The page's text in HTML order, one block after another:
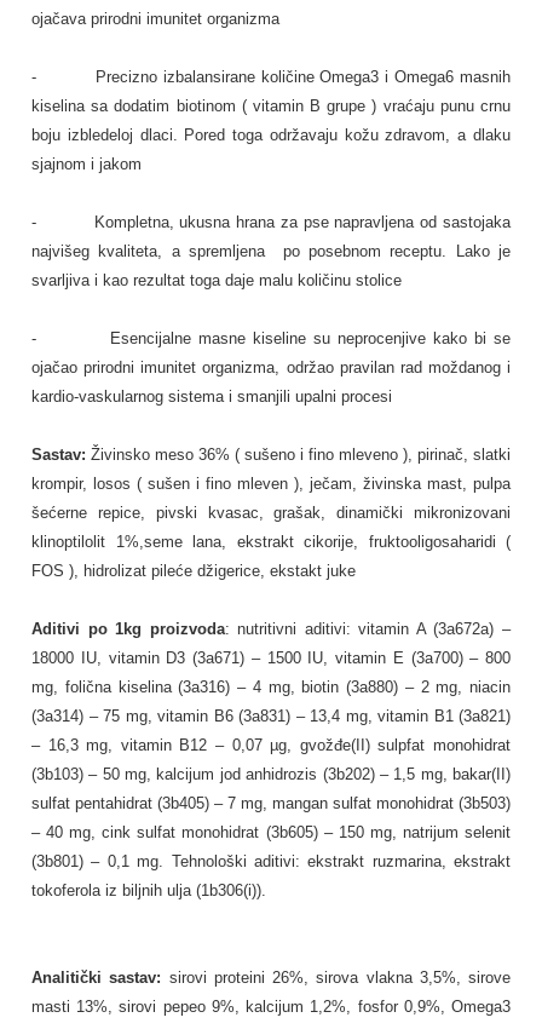
ojačava prirodni imunitet organizma
- Precizno izbalansirane količine Omega3 i Omega6 masnih
kiselina sa dodatim biotinom ( vitamin B grupe ) vraćaju punu crnu
boju izbledeloj dlaci. Pored toga održavaju kožu zdravom, a dlaku
sjajnom i jakom
- Kompletna, ukusna hrana za pse napravljena od sastojaka
najvišeg kvaliteta, a spremljena po posebnom receptu. Lako je
svarljiva i kao rezultat toga daje malu količinu stolice
- Esencijalne masne kiseline su neprocenjive kako bi se
ojačao prirodni imunitet organizma, održao pravilan rad moždanog i
kardio-vaskularnog sistema i smanjili upalni procesi
Sastav: Živinsko meso 36% ( sušeno i fino mleveno ), pirinač, slatki
krompir, losos ( sušen i fino mleven ), ječam, živinska mast, pulpa
šećerne repice, pivski kvasac, grašak, dinamički mikronizovani
klinoptilolit 1%,seme lana, ekstrakt cikorije, fruktooligosaharidi (
FOS ), hidrolizat pileće džigerice, ekstakt juke
Aditivi po 1kg proizvoda: nutritivni aditivi: vitamin A (3a672a) –
18000 IU, vitamin D3 (3a671) – 1500 IU, vitamin E (3a700) – 800
mg, folična kiselina (3a316) – 4 mg, biotin (3a880) – 2 mg, niacin
(3a314) – 75 mg, vitamin B6 (3a831) – 13,4 mg, vitamin B1 (3a821)
– 16,3 mg, vitamin B12 – 0,07 µg, gvožđe(II) sulpfat monohidrat
(3b103) – 50 mg, kalcijum jod anhidrozis (3b202) – 1,5 mg, bakar(II)
sulfat pentahidrat (3b405) – 7 mg, mangan sulfat monohidrat (3b503)
– 40 mg, cink sulfat monohidrat (3b605) – 150 mg, natrijum selenit
(3b801) – 0,1 mg. Tehnološki aditivi: ekstrakt ruzmarina, ekstrakt
tokoferola iz biljnih ulja (1b306(i)).
Analitički sastav: sirovi proteini 26%, sirova vlakna 3,5%, sirove
masti 13%, sirovi pepeo 9%, kalcijum 1,2%, fosfor 0,9%, Omega3